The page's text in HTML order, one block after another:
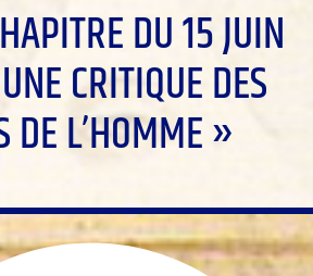
DU 15 JUIN
CRITIQUE DES
DE L’HOMME »